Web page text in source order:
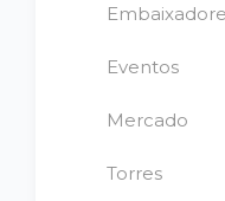
Eventos
Mercado
Torres